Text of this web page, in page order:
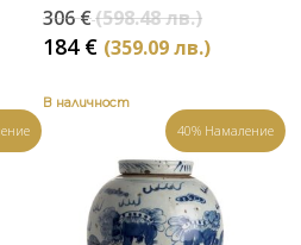
€
306€(598.48 лв.)Original
price
(598.48
лв.).
184 € (359.09 лв.)
184 €
(359.09
В наличност
40% Намаление